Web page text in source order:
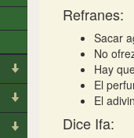
Refranes:
Sacar
No
Hay
El
El
Dice Ifa: